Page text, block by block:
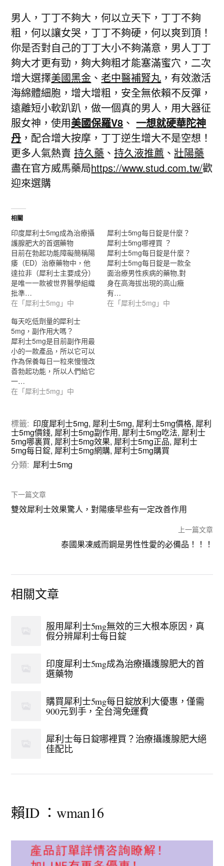
男人，丁丁不夠大，何以立天下，丁丁不夠
粗，何以讓女哭，丁丁不夠硬，何以爽到頂！
你是否對自己的丁丁大小不夠滿意，男人丁丁
夠大才更有勁，夠大夠粗才能塞滿蜜穴，二次
增大選擇美國黑金 、 老中醫補腎丸 ，有效激活
海綿體細胞，增大增粗，安全無依賴不反彈，
遠離短小軟趴趴，做一個真的男人，用大器征
服女神，使用美國保羅V8 、一想就硬華陀神
丹 ，配合增大按摩，丁丁逆生增大不是空想！
更多人氣熱賣持久藥 、持久液推薦 、壯陽藥
盡在官方威馬藥局https://www.stud.com.tw/歡
迎來選購
相關
印度犀利士5mg成為治療攝
護腺肥大的首選藥物
目前在勃起功能障礙簡稱陽
痿（ED）治療藥物中，他
達拉非（犀利士主要成分）
是唯一一款被世界醫學組織
批準…
在「犀利士5mg」中
犀利士5mg每日錠是什麼？
犀利士5mg哪裡買 ？
犀利士5mg每日錠是什麼？
犀利士5mg每日錠是一款全
面治療男性疾病的藥物,對
身在高海拔出現的高山癥
有…
在「犀利士5mg」中
每天吃低劑量的犀利士
5mg，副作用大嗎？
犀利士5mg是目前副作用最
小的一款產品，所以它可以
作為保養每日一粒來慢慢改
善勃起功能，所以人們給它
一…
在「犀利士5mg」中
標籤: 印度犀利士5mg, 犀利士5mg, 犀利士5mg價格, 犀利
士5mg價錢, 犀利士5mg副作用, 犀利士5mg吃法, 犀利士
5mg哪裏買, 犀利士5mg效果, 犀利士5mg正品, 犀利士
5mg每日錠, 犀利士5mg網購, 犀利士5mg購買
分類: 犀利士5mg
下一篇文章
雙效犀利士效果驚人，對陽痿早些有一定改善作用
上一篇文章
泰國果凍威而鋼是男性性愛的必備品！！！
相關文章
服用犀利士5mg無效的三大根本原因，真
假分辨犀利士每日錠
印度犀利士5mg成為治療攝護腺肥大的首
選藥物
購買犀利士5mg每日錠放利大優惠，僅需
900元到手，全台灣免運費
犀利士每日錠哪裡買？治療攝護腺肥大絕
佳配比
賴ID ：wman16